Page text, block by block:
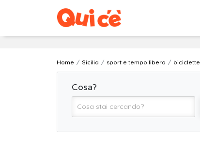
Home Sicilia sport e tempo libero biciclette
Cosa?